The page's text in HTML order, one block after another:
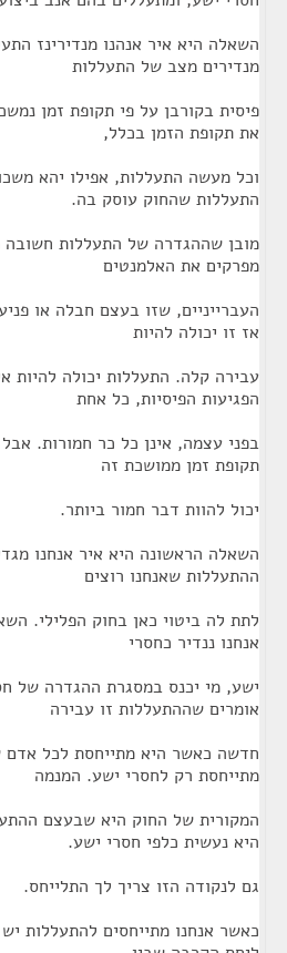
השאלה היא איר אנהנו מנדירינז
מנדירים מצב של התעללות
פיסית בקורבן על פי תקופת זמן
את תקופת הזמן בכלל,
וכל מעשה התעללות, אפילו יהא
התעללות שהחוק עוסק בה.
מובן שההגדרה של התעללות חשובה
מפרקים את האלמנטים
העברייניים, שזו בעצם חבלה או
אז זו יכולה להיות
עבירה קלה. התעללות יכולה להיות
הפגיעות הפיסיות, כל אחת
בפני עצמה, אינן כל כר חמורות.
תקופת זמן ממושכת זה
יכול להוות דבר חמור ביותר.
השאלה הראשונה היא איר אנחנו
ההתעללות שאנחנו רוצים
לתת לה ביטוי כאן בחוק הפלילי.
אנחנו ננדיר כחסרי
ישע, מי יכנס במסגרת ההגדרה של
אומרים שההתעללות זו עבירה
חדשה כאשר היא מתייחסת לכל אדם
מתייחסת רק לחסרי ישע. המנמה
המקורית של החוק היא שבעצם
היא נעשית כלפי חסרי ישע.
גם לנקודה הזו צריך לך התלייחס.
כאשר אנחנו מתייחסים להתעללות